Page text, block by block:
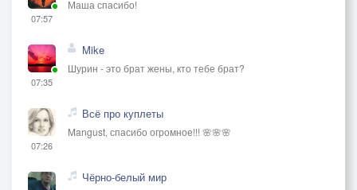
07:57
Маша спасибо!
07:35
Mike
Шурин - это брат жены, кто тебе брат?
07:26
Всё про куплеты
Mangust, спасибо огромное!!! 🌸🌸🌸
Чёрно-белый мир